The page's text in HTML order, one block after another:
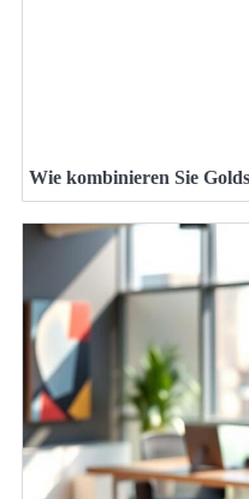
Wie kombinieren Sie